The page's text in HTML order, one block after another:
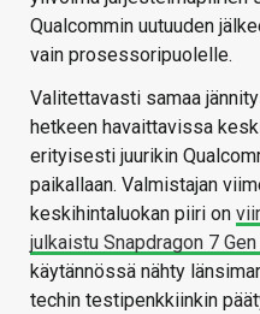
Qualcommin uutuuden
vain prosessoripuolelle.
Valitettavasti samaa
hetkeen havaittavissa
erityisesti juurikin
paikallaan. Valmistajan
keskihintaluokan piiri on
julkaistu Snapdragon 7 Gen
käytännössä nähty
techin testipenkkiinkin